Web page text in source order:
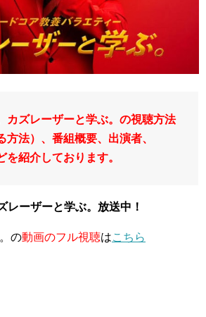
カズレーザーと学ぶ。の視聴方法
方法）、番組概要、出演者、
紹介しております。
レーザーと学ぶ。放送中！
の動画のフル視聴はこちら